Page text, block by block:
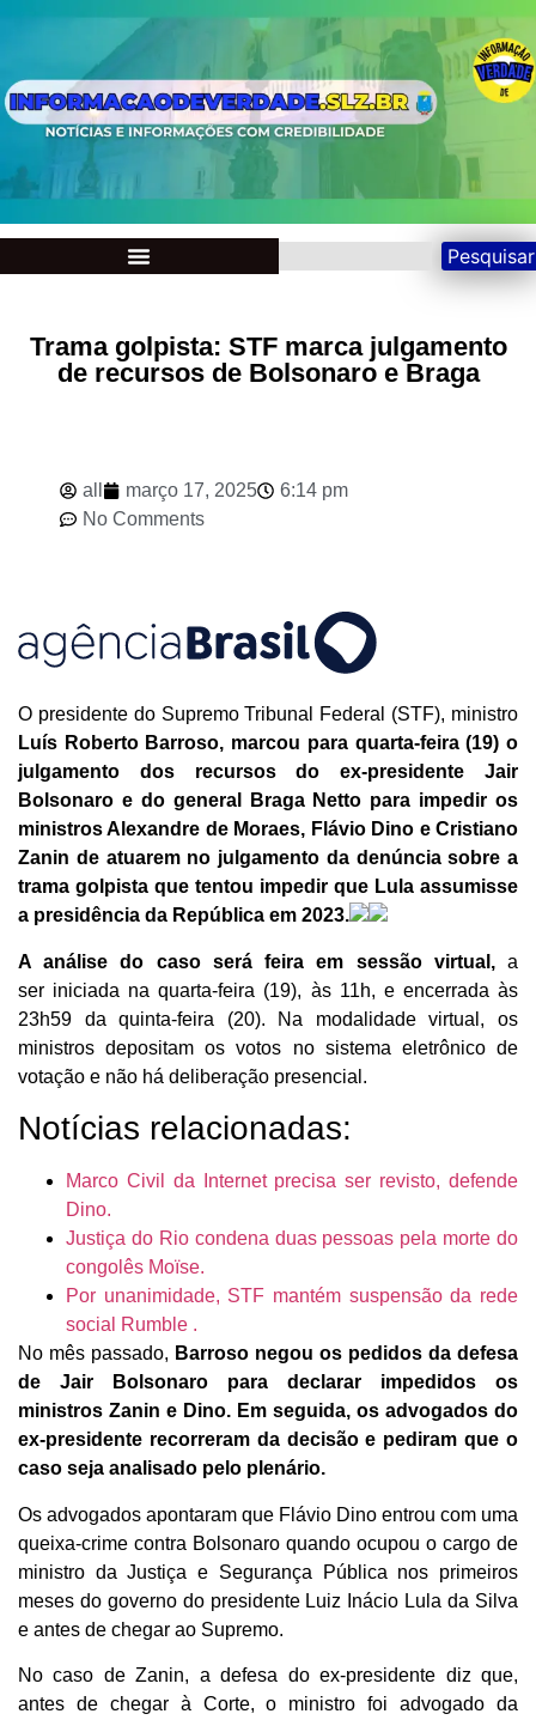
Pesquisar
Trama golpista: STF marca julgamento
de recursos de Bolsonaro e Braga
all março 17, 2025
6:14 pm
No Comments
O presidente do Supremo Tribunal Federal (STF), ministro
Luís Roberto Barroso, marcou para quarta-feira (19) o
julgamento dos recursos do ex-presidente Jair
Bolsonaro e do general Braga Netto para impedir os
ministros Alexandre de Moraes, Flávio Dino e Cristiano
Zanin de atuarem no julgamento da denúncia sobre a
trama golpista que tentou impedir que Lula assumisse
a presidência da República em 2023.
A análise do caso será feira em sessão virtual,a
ser iniciada na quarta-feira (19), às 11h, e encerrada às
23h59 da quinta-feira (20). Na modalidade virtual, os
ministros depositam os votos no sistema eletrônico de
votação e não há deliberação presencial.
Notícias relacionadas:
Marco Civil da Internet precisa ser revisto, defende
Dino.
Justiça do Rio condena duas pessoas pela morte do
congolês Moïse.
Por unanimidade, STF mantém suspensão da rede
social Rumble .
No mês passado, Barroso negou os pedidos da defesa
de Jair Bolsonaro para declarar impedidos os
ministros Zanin e Dino. Em seguida, os advogados do
ex-presidente recorreram da decisão e pediram que o
caso seja analisado pelo plenário.
Os advogados apontaram que Flávio Dino entrou com uma
queixa-crime contra Bolsonaro quando ocupou o cargo de
ministro da Justiça e Segurança Pública nos primeiros
meses do governo do presidente Luiz Inácio Lula da Silva
e antes de chegar ao Supremo.
No caso de Zanin, a defesa do ex-presidente diz que,
antes de chegar à Corte, o ministro foi advogado da